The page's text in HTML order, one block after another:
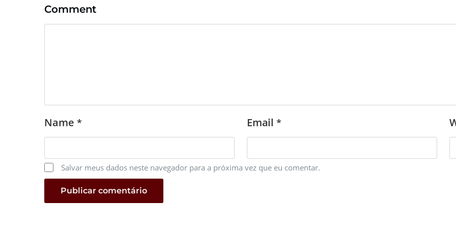
Comment
Name * Email *
Salvar meus dados neste navegador para a próxima vez que eu comentar.